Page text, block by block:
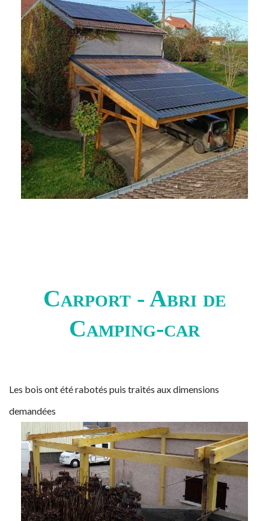
Carport - Abri de
Camping-car
Les bois ont été rabotés puis traités aux dimensions
demandées